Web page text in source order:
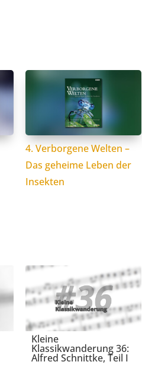
4. Verborgene Welten –
Das geheime Leben der
Insekten
Kleine
Klassikwanderung 36:
Alfred Schnittke, Teil I